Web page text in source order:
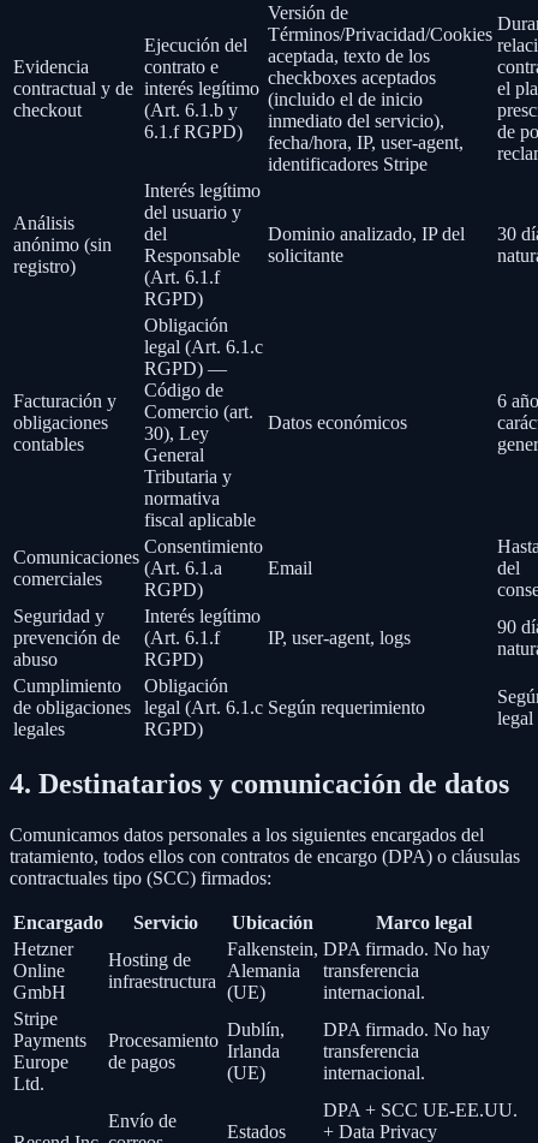
Evidencia
contractual y de
checkout
Ejecución del
contrato e
interés legítimo
(Art. 6.1.b y
6.1.f RGPD)
Versión de
Términos/Privacidad/Cookies
aceptada, texto de los
checkboxes aceptados
(incluido el de inicio
inmediato del servicio),
fecha/hora, IP, user-agent,
identificadores Stripe
el
de
Análisis
anónimo (sin
registro)
Interés legítimo
del usuario y
del
Responsable
(Art. 6.1.f
RGPD)
Dominio analizado, IP del
solicitante
30
Facturación y
obligaciones
contables
Obligación
legal (Art. 6.1.c
RGPD) —
Código de
Comercio (art.
30), Ley
General
Tributaria y
normativa
fiscal aplicable
Datos económicos
6
Comunicaciones
comerciales
Consentimiento
(Art. 6.1.a
RGPD)
Email
del
Seguridad y
prevención de
abuso
Interés legítimo
(Art. 6.1.f
RGPD)
IP, user-agent, logs
90
Cumplimiento
de obligaciones
legales
Obligación
legal (Art. 6.1.c
RGPD)
Según requerimiento
legal
4. Destinatarios y comunicación de datos
Comunicamos datos personales a los siguientes encargados del
tratamiento, todos ellos con contratos de encargo (DPA) o cláusulas
contractuales tipo (SCC) firmados:
Encargado Servicio Ubicación
Marco legal
Hetzner
Online
GmbH
Hosting de
infraestructura
Falkenstein,
Alemania
(UE)
DPA firmado. No hay
transferencia
internacional.
Stripe
Payments
Europe
Ltd.
Procesamiento
de pagos
Dublín,
Irlanda
(UE)
DPA firmado. No hay
transferencia
internacional.
Envío de
Estados
DPA + SCC UE-EE.UU.
+ Data Privacy